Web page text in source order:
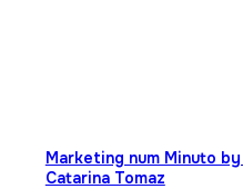
Marketing num Minuto
Catarina Tomaz